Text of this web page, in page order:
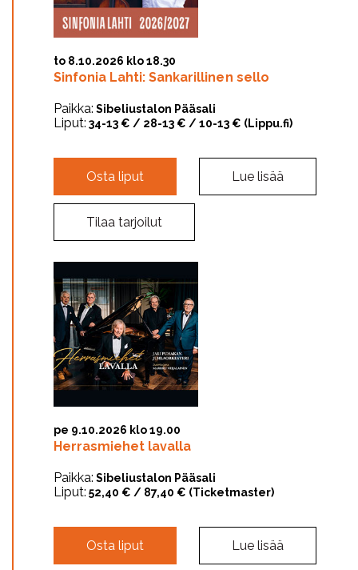
to 8.10.2026 klo 18.30
Sinfonia Lahti: Sankarillinen sello
Paikka: Sibeliustalon Pääsali
Liput: 34-13 € / 28-13 € / 10-13 € (Lippu.fi)
Osta liput Lue lisää
Tilaa tarjoilut
pe 9.10.2026 klo 19.00
Herrasmiehet lavalla
Paikka: Sibeliustalon Pääsali
Liput: 52,40 € / 87,40 € (Ticketmaster)
Osta liput Lue lisää